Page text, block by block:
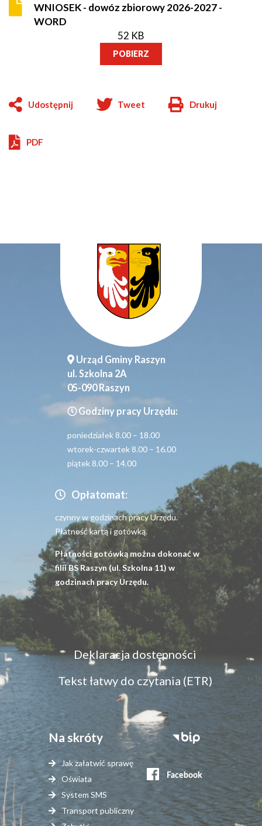
WNIOSEK - dowóz zbiorowy 2026-2027 -
WORD
52 KB
POBIERZ
Udostępnij Tweet
Will
Drukuj
PDF
Urząd Gminy Raszyn
ul. Szkolna 2A
05-090 Raszyn
Godziny pracy Urzędu:
poniedziałek 8.00 – 18.00
wtorek-czwartek 8.00 – 16.00
piątek 8.00 – 14.00
Opłatomat:
czynny w godzinach pracy Urzędu.
Płatność kartą i gotówką.
Płatności gotówką można dokonać w
filii BS Raszyn (ul. Szkolna 11) w
godzinach pracy Urzędu.
Menu
dostępność
Deklaracja dostępności
Tekst łatwy do czytania (ETR)
Na skróty
Jak załatwić sprawę
Oświata
System SMS
Transport publiczny
Stopka
serwisy
zewnętrzne